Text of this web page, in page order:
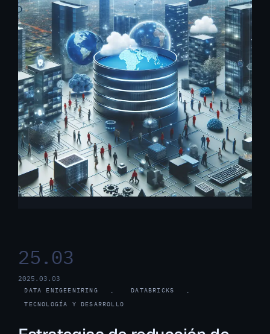
25.03
2025.03.03
DATA ENIGEENIRING , DATABRICKS
,
TECNOLOGÍA Y DESARROLLO